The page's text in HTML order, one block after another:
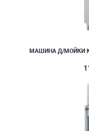
МАШИНА Д/МОЙКИ